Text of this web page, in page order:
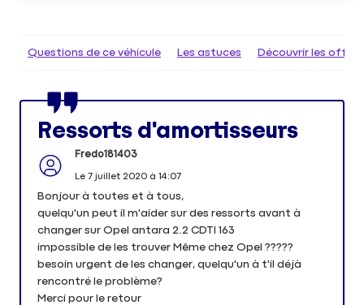
Questions de ce véhicule Les astuces Découvrir les
Ressorts d'amortisseurs
Fredo181403
Le 7 juillet 2020à 14:07
Bonjour à toutes et à tous,
quelqu'un peut il m'aider sur des ressorts avant à
changer sur Opel antara 2.2 CDTI 163
impossible de les trouver Même chez Opel ?????
besoin urgent de les changer, quelqu'un à t'il déjà
rencontré le problème?
Merci pour le retour